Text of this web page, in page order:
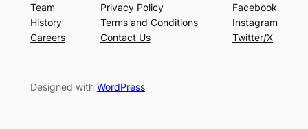
Team
History
Careers
Privacy Policy
Terms and Conditions
Contact Us
Facebook
Instagram
Twitter/X
Designed with WordPress